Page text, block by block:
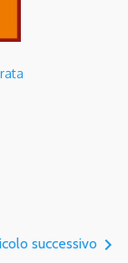
successivo navigate_next